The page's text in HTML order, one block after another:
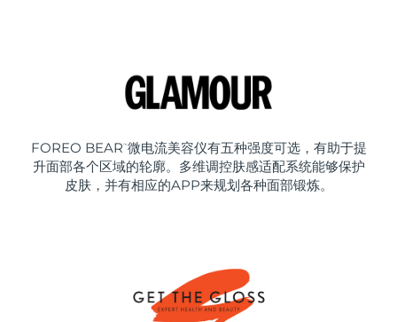
FOREO BEAR ™ 微电流美容仪有五种强度可选，有助于提
升面部各个区域的轮廓。多维调控肤感适配系统能够保护
皮肤，并有相应的APP来规划各种面部锻炼。